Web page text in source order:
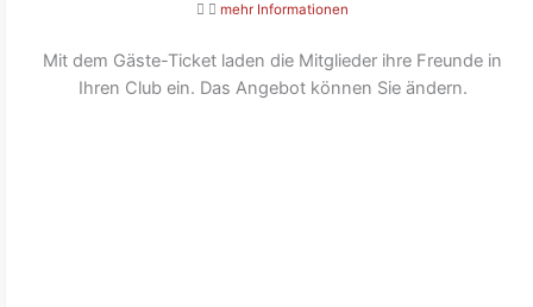
mehr Informationen
Mit dem Gäste-Ticket laden die Mitglieder ihre Freunde in
Ihren Club ein. Das Angebot können Sie ändern.